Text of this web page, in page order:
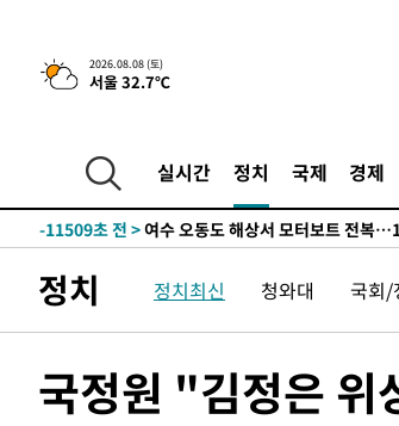
2026.08.08 (토)
서울 32.7℃
실시간 정치 국제 경제
-26837초 전 >온열질환 사망자 3명 늘어…누적 환자
-20782초 전 >강릉에 시간당 81.4㎜ 물폭탄…도로
-14599초 전 >
선재도서 해루질 나섰다 실종 60대,
-12133초 전 >
-11509초 전 >여수 오동도 해상서 모터보트 전복
주 날씨]
-4754초 전 >
축구협회 "압수수색·성접대 논란 사
-3271초 전 >[속보]'압수수색·성접대 논란' 축구협
4시간 전 >[속보]뉴욕증시 상승 마감…S&P 0.6%
정치 정치최신 청와대 국회/
국정원 "김정은